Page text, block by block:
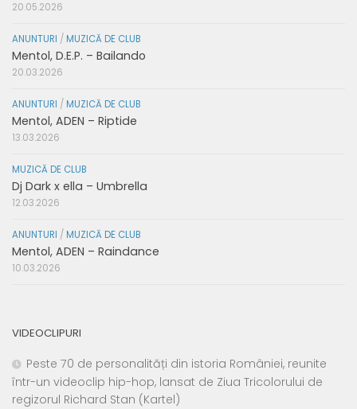
20.05.2026
ANUNTURI / MUZICĂ DE CLUB
Mentol, D.E.P. – Bailando
20.03.2026
ANUNTURI / MUZICĂ DE CLUB
Mentol, ADEN – Riptide
13.03.2026
MUZICĂ DE CLUB
Dj Dark x ella – Umbrella
12.03.2026
ANUNTURI / MUZICĂ DE CLUB
Mentol, ADEN – Raindance
10.03.2026
VIDEOCLIPURI
Peste 70 de personalități din istoria României, reunite
într-un videoclip hip-hop, lansat de Ziua Tricolorului de
regizorul Richard Stan (Kartel)